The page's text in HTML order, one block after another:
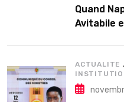
Quand
Avitabile
ACTUALITE